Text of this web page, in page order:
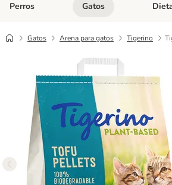
Perros Menú de categoria abierto:
Gatos Menú
Gatos Arena para gatos Tigerino